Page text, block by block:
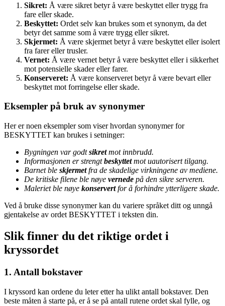
Sikret: Å være sikret betyr å være beskyttet eller trygg fra
fare eller skade.
Beskyttet: Ordet selv kan brukes som et synonym, da det
betyr det samme som å være trygg eller sikret.
Skjermet: Å være skjermet betyr å være beskyttet eller isolert
fra farer eller trusler.
Vernet: Å være vernet betyr å være beskyttet eller i sikkerhet
mot potensielle skader eller farer.
Konserveret: Å være konserveret betyr å være bevart eller
beskyttet mot forringelse eller skade.
Eksempler på bruk av synonymer
Her er noen eksempler som viser hvordan synonymer for
BESKYTTET kan brukes i setninger:
Bygningen var godtsikretmot innbrudd.
Informasjonen er strengtbeskyttetmot uautorisert tilgang.
Barnet ble skjermetfra de skadelige virkningene av mediene.
De kritiske filene ble nøye vernede på den sikre serveren.
Maleriet ble nøye konservertfor å forhindre ytterligere skade.
Ved å bruke disse synonymer kan du variere språket ditt og unngå
gjentakelse av ordet BESKYTTET i teksten din.
Slik finner du det riktige ordet i
kryssordet
1. Antall bokstaver
I kryssord kan ordene du leter etter ha ulikt antall bokstaver. Den
beste måten å starte på, er å se på antall rutene ordet skal fylle, og